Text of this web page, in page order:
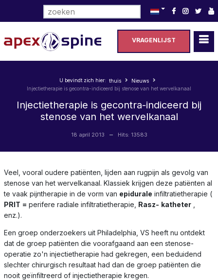
Selecteer de taal
VRAGENLIJST
U bevindt zich hier: thuis
Nieuws
Injectietherapie is gecontra-indiceerd bij stenose van het wervelkanaal
Injectietherapie is gecontra-indiceerd bij
stenose van het wervelkanaal
18 april 2013 Hits: 13583
Veel, vooral oudere patiënten, lijden aan rugpijn als gevolg van
stenose van het wervelkanaal. Klassiek krijgen deze patiënten al
te vaak pijntherapie in de vorm van epidurale infiltratietherapie (
PRIT = perifere radiale infiltratietherapie, Rasz- katheter,
enz.).
Een groep onderzoekers uit Philadelphia, VS heeft nu ontdekt
dat de groep patiënten die voorafgaand aan een stenose-
operatie zo'n injectietherapie had gekregen, een beduidend
slechter chirurgisch resultaat had dan de groep patiënten die
nooit geïnfiltreerd of injectietherapie kregen.